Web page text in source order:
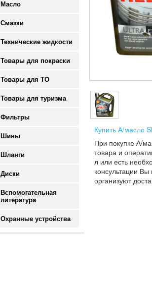
Масло
Смазки
Технические жидкости
Товары для покраски
Товары для ТО
Товары для туризма
Фильтры
Шины
Шланги
Диски
Вспомогательная
литература
Охранные устройства
Купить А/масло
При покупке А/
товара и
л или есть
консультации
организуют